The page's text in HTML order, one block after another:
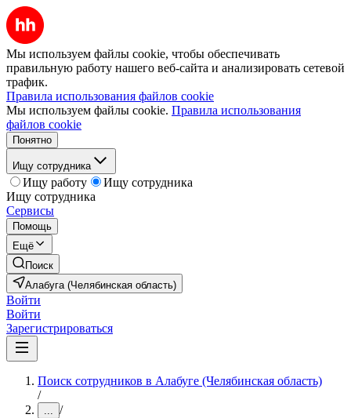
Мы используем файлы cookie, чтобы обеспечивать
правильную работу нашего веб-сайта и анализировать сетевой
трафик.
Правила использования файлов cookie
Мы используем файлы cookie. Правила использования
файлов cookie
Понятно
Ищу сотрудника
Ищу работу
Ищу сотрудника
Ищу сотрудника
Сервисы
Помощь
Ещё
Поиск
Алабуга (Челябинская область)
Войти
Войти
Зарегистрироваться
Поиск сотрудников в Алабуге (Челябинская область)
/
... /